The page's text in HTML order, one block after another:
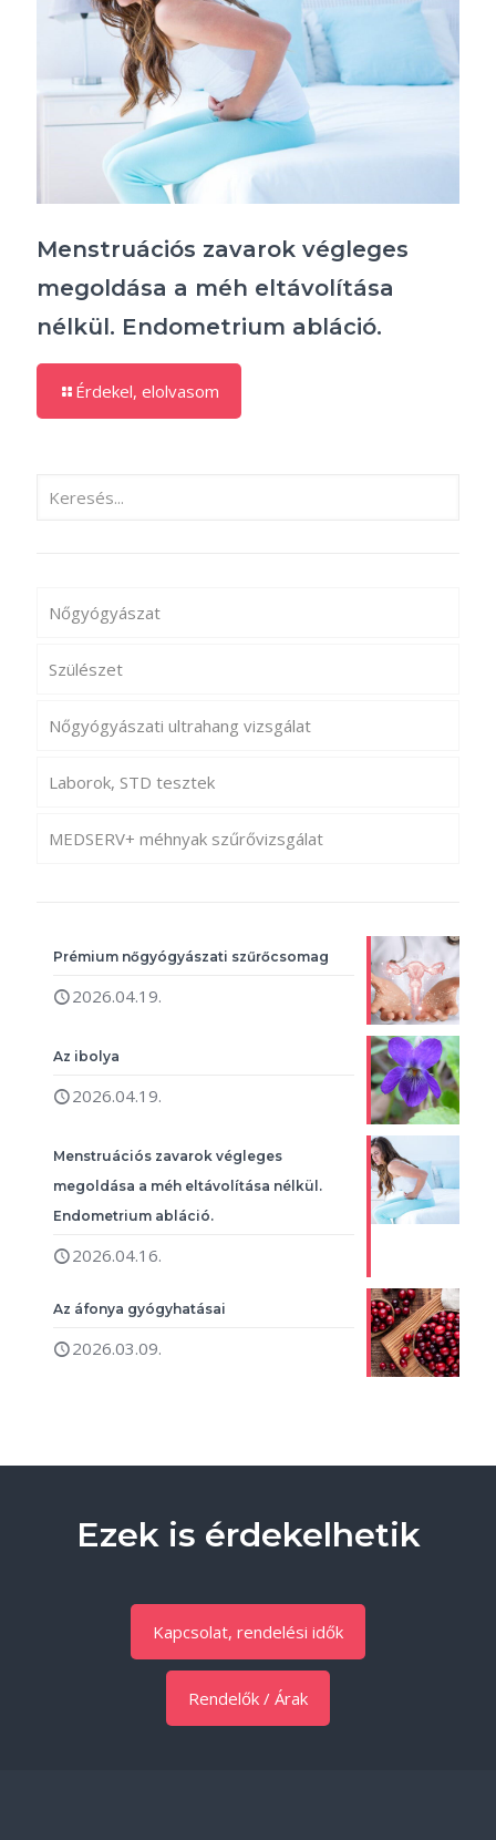
Menstruációs zavarok végleges
megoldása a méh eltávolítása
nélkül. Endometrium abláció.
Érdekel, elolvasom
Nőgyógyászat
Szülészet
Nőgyógyászati ultrahang vizsgálat
Laborok, STD tesztek
MEDSERV+ méhnyak szűrővizsgálat
Prémium nőgyógyászati szűrőcsomag
2026.04.19.
Az ibolya
2026.04.19.
Menstruációs zavarok végleges
megoldása a méh eltávolítása nélkül.
Endometrium abláció.
2026.04.16.
Az áfonya gyógyhatásai
2026.03.09.
Ezek is érdekelhetik
Kapcsolat, rendelési idők
Rendelők / Árak